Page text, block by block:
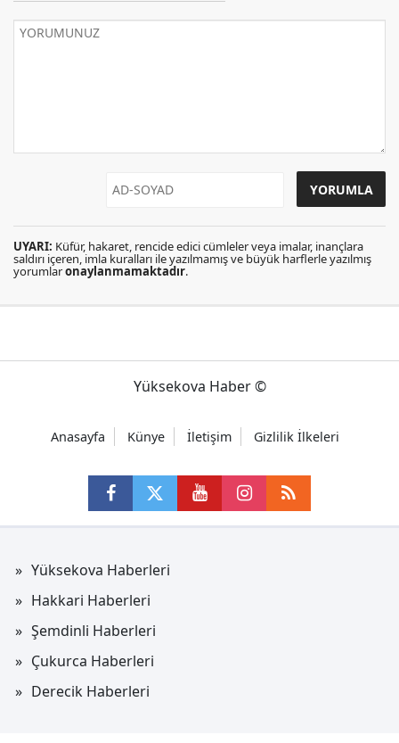
UYARI: Küfür, hakaret, rencide edici cümleler veya imalar, inançlara
saldırı içeren, imla kuralları ile yazılmamış ve büyük harflerle yazılmış
yorumlaronaylanmamaktadır.
Yüksekova Haber ©
Anasayfa Künye İletişim Gizlilik İlkeleri
Yüksekova Haberleri
Hakkari Haberleri
Şemdinli Haberleri
Çukurca Haberleri
Derecik Haberleri